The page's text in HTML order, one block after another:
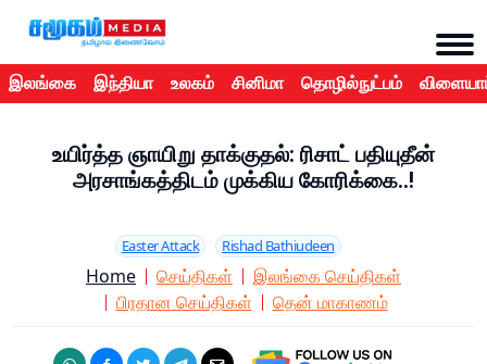
இலங்கை இந்தியா உலகம் சினிமா தொழில்நுட்பம்
உயிர்த்த ஞாயிறு தாக்குதல்: ரிசாட் பதியுதீன்
அரசாங்கத்திடம் முக்கிய கோரிக்கை..!
Easter Attack Rishad Bathiudeen
Home செய்திகள்
இலங்கை செய்திகள்
பிரதான செய்திகள்
தென் மாகாணம்